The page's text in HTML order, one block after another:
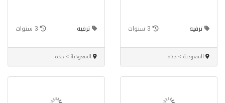
ترفيه 3 سنوات
السعودية > جدة
ترفيه 3 سنوات
السعودية > جدة